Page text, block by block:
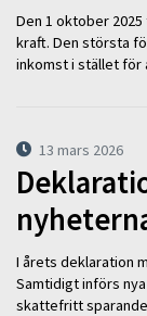
Den 1 oktober
kraft. Den största
inkomst i stället
13 mars 2026
I årets deklaration
Samtidigt införs
skattefritt